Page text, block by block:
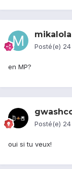
mikalola
Posté(e)
en MP?
Posté(e)
oui si tu veux!